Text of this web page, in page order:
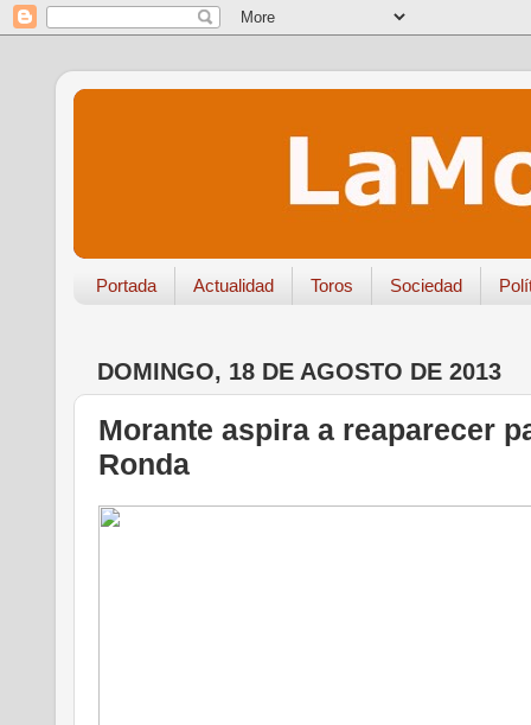
Portada Actualidad Toros Sociedad
DOMINGO, 18 DE AGOSTO DE 2013
Morante aspira a reaparecer
Ronda